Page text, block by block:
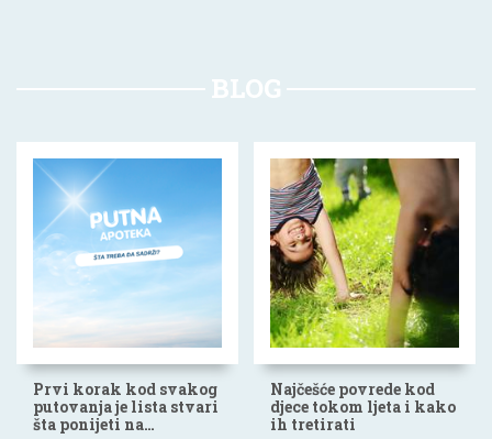
BLOG
Prvi korak kod svakog
putovanja je lista stvari
šta ponijeti na
Najčešće povrede kod
djece tokom ljeta i kako
ih tretirati